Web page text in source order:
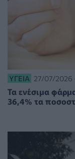
ΥΓΕΊΑ 27/07/2026
Τα ενέσιμα
36,4% τα